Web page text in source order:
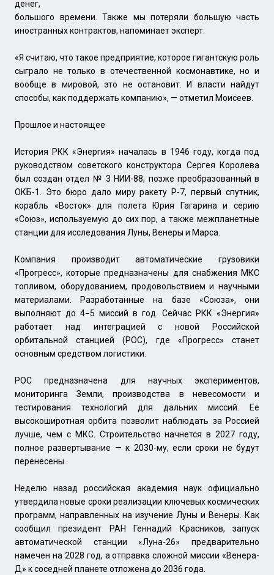
денег,
большого времени. Также мы потеряли большую часть
иностранных контрактов, напоминает эксперт.
«Я считаю, что такое предприятие, которое гигантскую роль
сыграло не только в отечественной космонавтике, но и
вообще в мировой, это не остановит. И власти найдут
способы, как поддержать компанию», — отметил Моисеев.
Прошлое и настоящее
История РКК «Энергия» началась в 1946 году, когда под
руководством советского конструктора Сергея Королева
был создан отдел № 3 НИИ-88, позже преобразованный в
ОКБ-1. Это бюро дало миру ракету Р-7, первый спутник,
корабль «Восток» для полета Юрия Гагарина и серию
«Союз», используемую до сих пор, а также межпланетные
станции для исследования Луны, Венеры и Марса.
Компания производит автоматические грузовики
«Прогресс», которые предназначены для снабжения МКС
топливом, оборудованием, продовольствием и научными
материалами. Разработанные на базе «Союза», они
выполняют до 4−5 миссий в год. Сейчас РКК «Энергия»
работает над интеграцией с новой Российской
орбитальной станцией (РОС), где «Прогресс» станет
основным средством логистики.
РОС предназначена для научных экспериментов,
мониторинга Земли, производства в невесомости и
тестирования технологий для дальних миссий. Ее
высокоширотная орбита позволит наблюдать за Россией
лучше, чем с МКС. Строительство начнется в 2027 году,
полное развертывание — к 2030-му, если сроки не будут
перенесены.
Неделю назад российская академия наук официально
утвердила новые сроки реализации ключевых космических
программ, направленных на изучение Луны и Венеры. Как
сообщил президент РАН Геннадий Красников, запуск
автоматической станции «Луна-26» предварительно
намечен на 2028 год, а отправка сложной миссии «Венера-
Д» к соседней планете отложена до 2036 года.